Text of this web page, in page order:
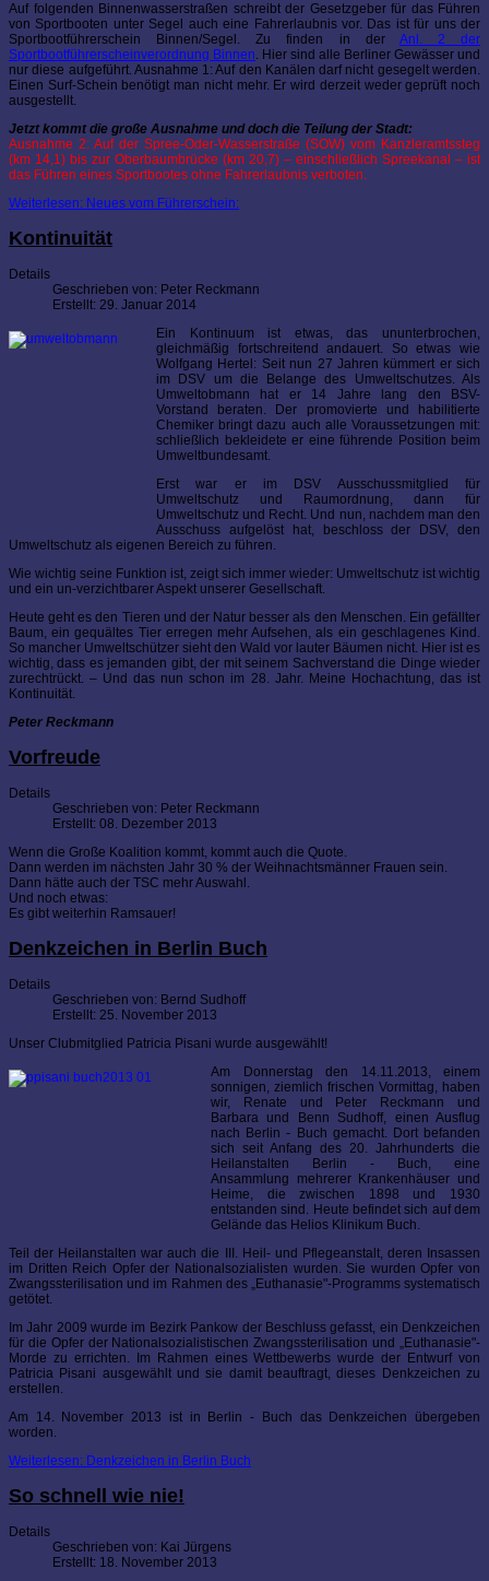
Auf folgenden Binnenwasserstraßen schreibt der Gesetzgeber für das Führen
von Sportbooten unter Segel auch eine Fahrerlaubnis vor. Das ist für uns der
Sportbootführerschein Binnen/Segel. Zu finden in der Anl. 2 der
Sportbootführerscheinverordnung Binnen. Hier sind alle Berliner Gewässer und
nur diese aufgeführt. Ausnahme 1: Auf den Kanälen darf nicht gesegelt werden.
Einen Surf-Schein benötigt man nicht mehr. Er wird derzeit weder geprüft noch
ausgestellt.
Jetzt kommt die große Ausnahme und doch die Teilung der Stadt:
Ausnahme 2: Auf der Spree-Oder-Wasserstraße (SOW) vom Kanzleramtssteg
(km 14,1) bis zur Oberbaumbrücke (km 20,7) – einschließlich Spreekanal – ist
das Führen eines Sportbootes ohne Fahrerlaubnis verboten.
Weiterlesen: Neues vom Führerschein:
Kontinuität
Details
Geschrieben von: Peter Reckmann
Erstellt: 29. Januar 2014
Ein Kontinuum ist etwas, das ununterbrochen,
gleichmäßig fortschreitend andauert. So etwas wie
Wolfgang Hertel: Seit nun 27 Jahren kümmert er sich
im DSV um die Belange des Umweltschutzes. Als
Umweltobmann hat er 14 Jahre lang den BSV-
Vorstand beraten. Der promovierte und habilitierte
Chemiker bringt dazu auch alle Voraussetzungen mit:
schließlich bekleidete er eine führende Position beim
Umweltbundesamt.
Erst war er im DSV Ausschussmitglied für
Umweltschutz und Raumordnung, dann für
Umweltschutz und Recht. Und nun, nachdem man den
Ausschuss aufgelöst hat, beschloss der DSV, den
Umweltschutz als eigenen Bereich zu führen.
Wie wichtig seine Funktion ist, zeigt sich immer wieder: Umweltschutz ist wichtig
und ein un-verzichtbarer Aspekt unserer Gesellschaft.
Heute geht es den Tieren und der Natur besser als den Menschen. Ein gefällter
Baum, ein gequältes Tier erregen mehr Aufsehen, als ein geschlagenes Kind.
So mancher Umweltschützer sieht den Wald vor lauter Bäumen nicht. Hier ist es
wichtig, dass es jemanden gibt, der mit seinem Sachverstand die Dinge wieder
zurechtrückt. – Und das nun schon im 28. Jahr. Meine Hochachtung, das ist
Kontinuität.
Peter Reckmann
Vorfreude
Details
Geschrieben von: Peter Reckmann
Erstellt: 08. Dezember 2013
Wenn die Große Koalition kommt, kommt auch die Quote.
Dann werden im nächsten Jahr 30 % der Weihnachtsmänner Frauen sein.
Dann hätte auch der TSC mehr Auswahl.
Und noch etwas:
Es gibt weiterhin Ramsauer!
Denkzeichen in Berlin Buch
Details
Geschrieben von: Bernd Sudhoff
Erstellt: 25. November 2013
Unser Clubmitglied Patricia Pisani wurde ausgewählt!
Am Donnerstag den 14.11.2013, einem
sonnigen, ziemlich frischen Vormittag, haben
wir, Renate und Peter Reckmann und
Barbara und Benn Sudhoff, einen Ausflug
nach Berlin - Buch gemacht. Dort befanden
sich seit Anfang des 20. Jahrhunderts die
Heilanstalten Berlin - Buch, eine
Ansammlung mehrerer Krankenhäuser und
Heime, die zwischen 1898 und 1930
entstanden sind. Heute befindet sich auf dem
Gelände das Helios Klinikum Buch.
Teil der Heilanstalten war auch die III. Heil- und Pflegeanstalt, deren Insassen
im Dritten Reich Opfer der Nationalsozialisten wurden. Sie wurden Opfer von
Zwangssterilisation und im Rahmen des „Euthanasie"-Programms systematisch
getötet.
Im Jahr 2009 wurde im Bezirk Pankow der Beschluss gefasst, ein Denkzeichen
für die Opfer der Nationalsozialistischen Zwangssterilisation und „Euthanasie"-
Morde zu errichten. Im Rahmen eines Wettbewerbs wurde der Entwurf von
Patricia Pisani ausgewählt und sie damit beauftragt, dieses Denkzeichen zu
erstellen.
Am 14. November 2013 ist in Berlin - Buch das Denkzeichen übergeben
worden.
Weiterlesen: Denkzeichen in Berlin Buch
So schnell wie nie!
Details
Geschrieben von: Kai Jürgens
Erstellt: 18. November 2013